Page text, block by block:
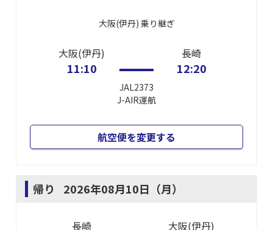
大阪(伊丹) 乗り継ぎ
大阪(伊丹)
11:10
JAL2373
J-AIR運航
長崎
12:20
航空便を変更する
帰り 2026年08月10日（月）
長崎 大阪(伊丹)